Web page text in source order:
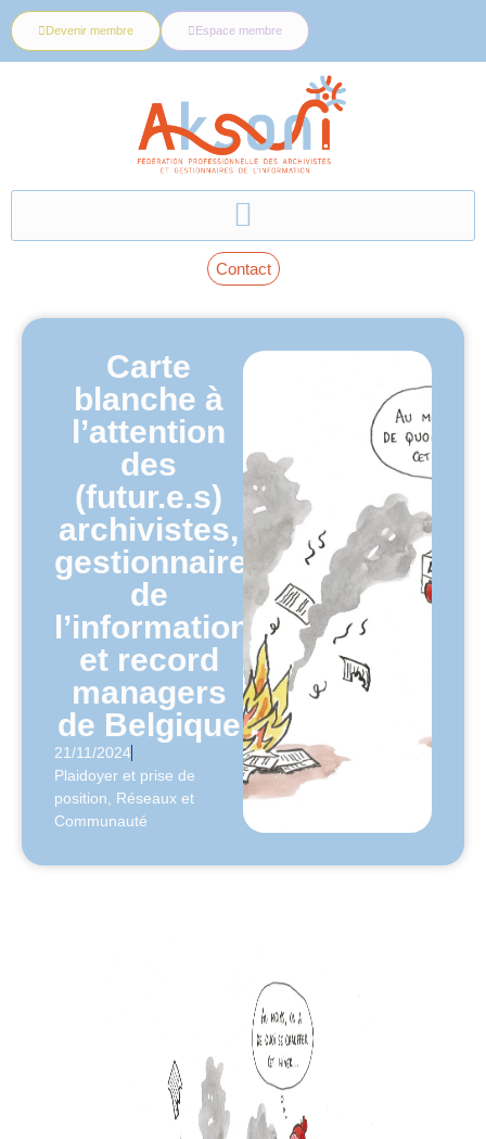
Devenir membre Espace membre
Contact
Carte
blanche à
l’attention
des
(futur.e.s)
archivistes,
gestionnaires
de
l’information
et record
managers
de Belgique
21/11/2024
Plaidoyer et prise de
position
Réseaux et
Communauté